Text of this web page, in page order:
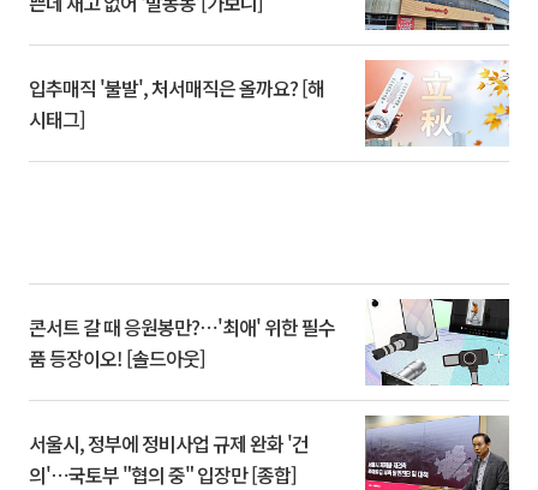
입추매직 '불발', 처서매직은 올까요? [해
시태그]
콘서트 갈 때 응원봉만?⋯'최애' 위한 필수
품 등장이오! [솔드아웃]
서울시, 정부에 정비사업 규제 완화 '건
의'⋯국토부 "협의 중" 입장만 [종합]